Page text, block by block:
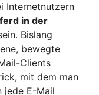
Internetnutzern
in der
Bislang
bewegte
Clients
mit dem man
jede E-Mail